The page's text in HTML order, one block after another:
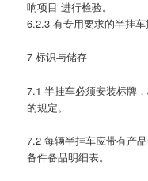
响项目 进行检验。
6.2.3 有专用要求的半挂车
7 标识与储存
7.1 半挂车必须安装标牌
的规定。
7.2 每辆半挂车应带有产
备件备品明细表。